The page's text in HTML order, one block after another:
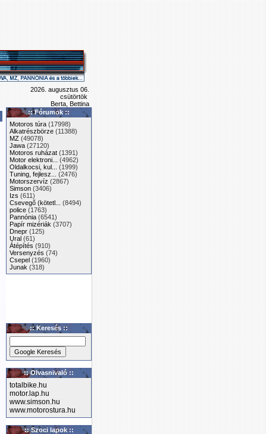
2026. augusztus 06.
csütörtök
Berta, Bettina
:: Fórumok ::
Motoros túra (17998)
Alkatrészbörze (11388)
MZ (49078)
Jawa (27120)
Motoros ruházat (1391)
Motor elektroni...
(4962)
Oldalkocsi, kul...
(1999)
Tuning, fejlesz...
(2476)
Motorszervíz (2867)
Simson (3406)
Izs (611)
Csevegő (kötetl...
(8494)
police (1763)
Pannónia (6541)
Papír mizériák (3707)
Dnepr (125)
Ural (61)
Átépítés (910)
Versenyzés (74)
Csepel (1960)
Junak (318)
:: Keresés ::
:: Olvasnivaló ::
totalbike.hu
motor.lap.hu
www.simson.hu
www.motorostura.hu
:: Szoci lapok ::